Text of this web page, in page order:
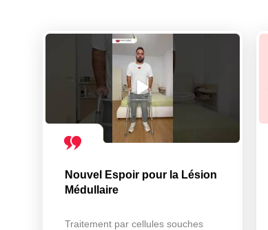
Nouvel Espoir pour la Lésion
Médullaire
Traitement par cellules souches